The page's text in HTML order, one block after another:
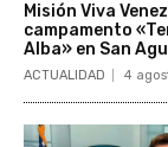
Misión Viva
campamento
Alba» en San
ACTUALIDAD 4